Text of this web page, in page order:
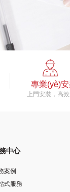
專業(yè)
上門安裝，高
中心
案例
式服務